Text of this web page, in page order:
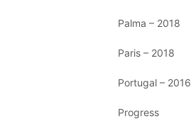
Palma – 2018
Paris – 2018
Portugal – 2016
Progress